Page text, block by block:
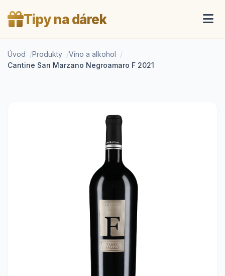
Tipy na dárek
Úvod Produkty
Víno a alkohol
Cantine San Marzano Negroamaro F 2021